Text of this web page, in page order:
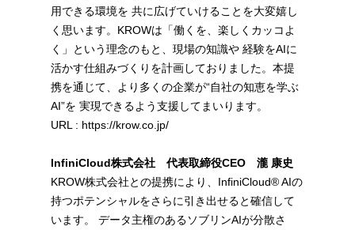
用できる環境を 共に広げていけることを大変嬉し
く思います。KROWは「働くを、楽しくカッコよ
く」という理念のもと、現場の知識や 経験をAIに
活かす仕組みづくりを計画しておりました。本提
携を通じて、より多くの企業が“自社の知恵を学ぶ
AI”を 実現できるよう支援してまいります。
URL : https://krow.co.jp/
InfiniCloud株式会社 代表取締役CEO 瀧 康史
KROW株式会社との提携により、InfiniCloud® AIの
持つポテンシャルをさらに引き出せると確信して
います。 データ主権のあるソブリンAIが分散さ